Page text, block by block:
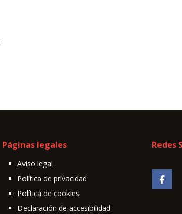
Páginas legales
Aviso legal
Política de privacidad
Política de cookies
Declaración de accesibilidad
Redes